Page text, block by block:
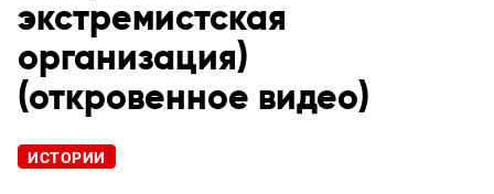
экстремистская
организация)
(откровенное видео)
ИСТОРИИ